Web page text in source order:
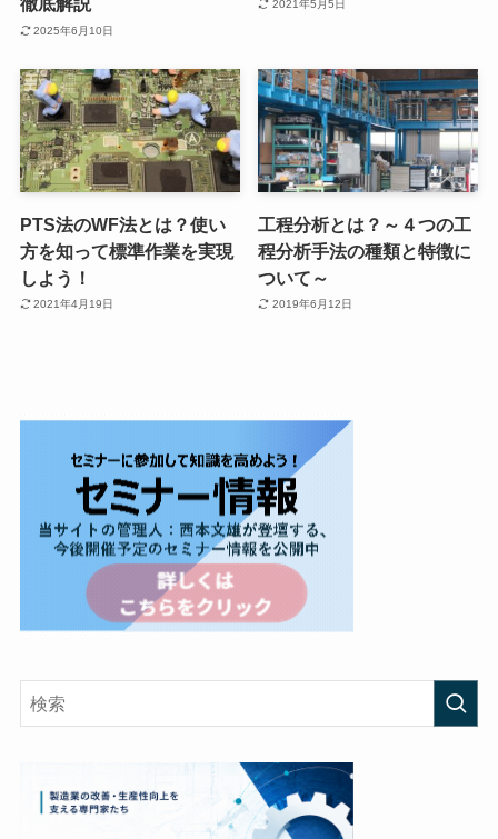
2025年6月10日
2021年5月5日
PTS法のWF法とは？使い
方を知って標準作業を実現
しよう！
2021年4月19日
工程分析とは？～４つの工
程分析手法の種類と特徴に
ついて～
2019年6月12日